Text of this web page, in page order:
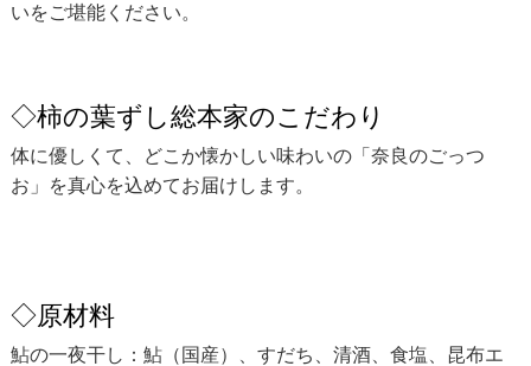
いをご堪能ください。
◇柿の葉ずし総本家のこだわり
体に優しくて、どこか懐かしい味わいの「奈良のごっつ
お」を真心を込めてお届けします。
◇原材料
鮎の一夜干し：鮎（国産）、すだち、清酒、食塩、昆布エ